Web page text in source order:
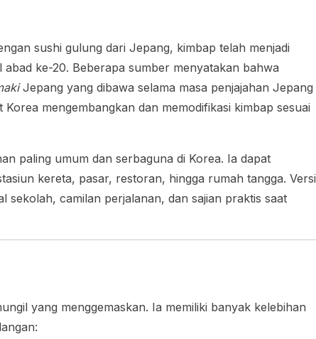
sushi gulung dari Jepang, kimbap telah menjadi
ke-20. Beberapa sumber menyatakan bahwa
Jepang yang dibawa selama masa penjajahan Jepang
mengembangkan dan memodifikasi kimbap sesuai
paling umum dan serbaguna di Korea. Ia dapat
kereta, pasar, restoran, hingga rumah tangga. Versi
sekolah, camilan perjalanan, dan sajian praktis saat
yang menggemaskan. Ia memiliki banyak kelebihan